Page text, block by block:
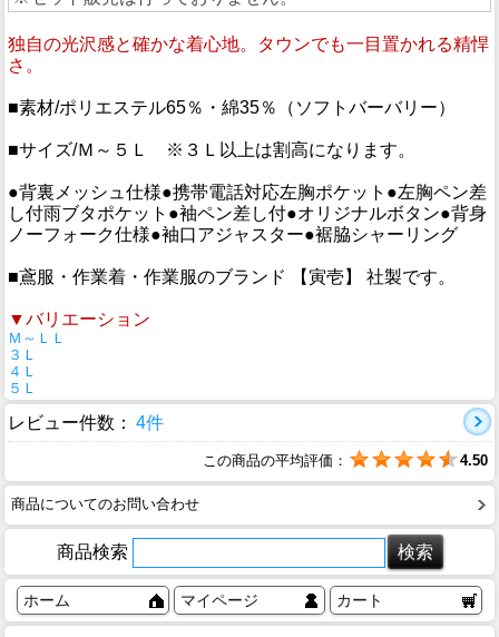
独自の光沢感と確かな着心地。タウンでも一目置かれる精悍
さ。
■素材/ポリエステル65％・綿35％（ソフトバーバリー）
■サイズ/Ｍ～５Ｌ ※３Ｌ以上は割高になります。
●背裏メッシュ仕様●携帯電話対応左胸ポケット●左胸ペン差
し付雨ブタポケット●袖ペン差し付●オリジナルボタン●背身
ノーフォーク仕様●袖口アジャスター●裾脇シャーリング
■鳶服・作業着・作業服のブランド 【寅壱】 社製です。
▼バリエーション
Ｍ～ＬＬ
３Ｌ
４Ｌ
５Ｌ
レビュー件数： 4件
この商品の平均評価： 4.50
商品についてのお問い合わせ
商品検索
ホーム マイページ カート